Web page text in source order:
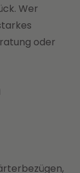
Wer
oder